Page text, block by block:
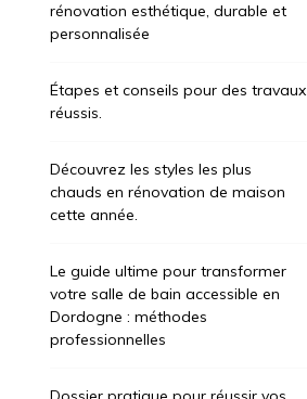
rénovation esthétique, durable et
personnalisée
Étapes et conseils pour des travaux
réussis.
Découvrez les styles les plus
chauds en rénovation de maison
cette année.
Le guide ultime pour transformer
votre salle de bain accessible en
Dordogne : méthodes
professionnelles